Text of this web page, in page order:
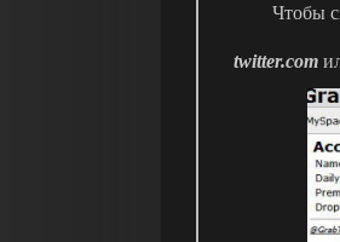
Чтобы
twitter.com